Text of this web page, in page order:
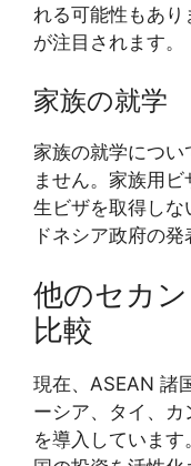
れる可能性もあ
が注目されます。
家族の就学
家族の就学につい
ません。家族用
生ビザを取得し
ドネシア政府の発
他のセカ
比較
現在、ASEAN 諸
ーシア、タイ、
を導入していま